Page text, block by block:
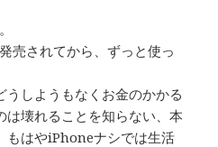
売されてから、ずっと使っ
うしようもなくお金のかかる
は壊れることを知らない、本
もはやiPhoneナシでは生活